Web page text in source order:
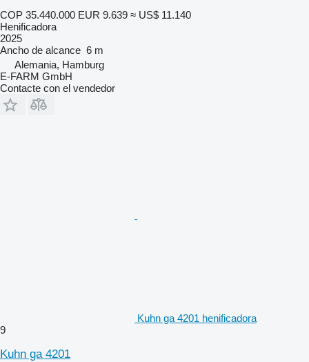
COP 35.440.000 EUR 9.639 ≈ US$ 11.140
Henificadora
2025
Ancho de alcance 6 m
Alemania, Hamburg
E-FARM GmbH
Contacte con el vendedor
Kuhn ga 4201 henificadora
9
Kuhn ga 4201